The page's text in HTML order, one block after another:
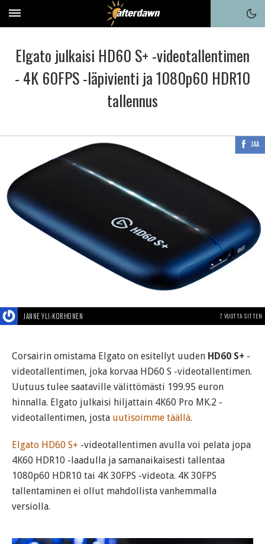
Elgato julkaisi HD60 S+ -videotallentimen
- 4K 60FPS -läpivienti ja 1080p60 HDR10
tallennus
JAA
JANNE YLI-KORHONEN 7 VUOTTA SITTEN
Corsairin omistama Elgato on esitellyt uuden HD60 S+ -
videotallentimen, joka korvaa HD60 S -videotallentimen.
Uutuus tulee saataville välittömästi 199.95 euron
hinnalla. Elgato julkaisi hiljattain 4K60 Pro MK.2 -
videotallentimen, josta uutisoimme täällä.
Elgato HD60 S+ -videotallentimen avulla voi pelata jopa
4K60 HDR10 -laadulla ja samanaikaisesti tallentaa
1080p60 HDR10 tai 4K 30FPS -videota. 4K 30FPS
tallentaminen ei ollut mahdollista vanhemmalla
versiolla.